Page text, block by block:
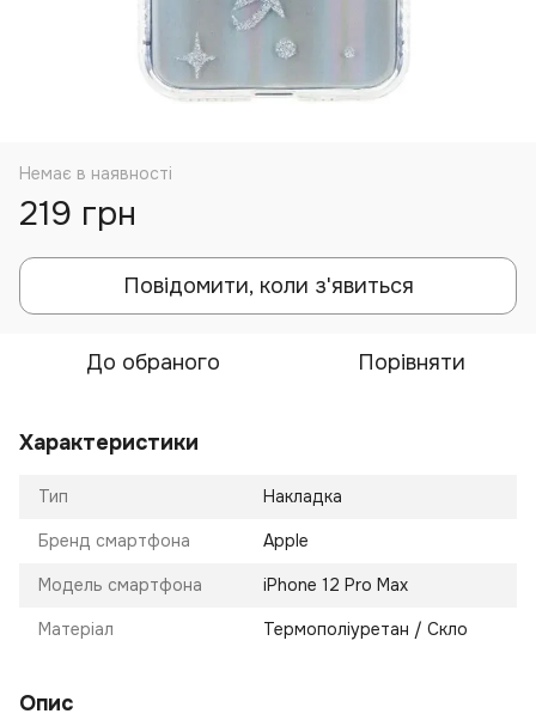
Немає в наявності
219 грн
Повідомити, коли з'явиться
До обраного Порівняти
Характеристики
Тип Накладка
Бренд смартфона Apple
Модель смартфона iPhone 12 Pro Max
Матеріал Термополіуретан / Скло
Опис